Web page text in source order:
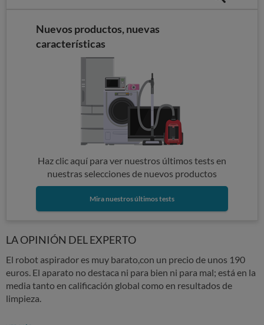
Nuevos productos, nuevas
características
Haz clic aquí para ver nuestros últimos tests en
nuestras selecciones de nuevos productos
Mira nuestros últimos tests
LA OPINIÓN DEL EXPERTO
El robot aspirador es muy barato,con un precio de unos 190
euros. El aparato no destaca ni para bien ni para mal; está en la
media tanto en calificación global como en resultados de
limpieza.